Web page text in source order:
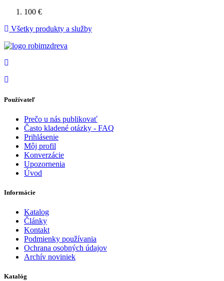
100 €
Všetky produkty a služby
Používateľ
Prečo u nás publikovať
Často kladené otázky - FAQ
Prihlásenie
Môj profil
Konverzácie
Upozornenia
Úvod
Informácie
Katalog
Články
Kontakt
Podmienky používania
Ochrana osobných údajov
Archív noviniek
Katalóg